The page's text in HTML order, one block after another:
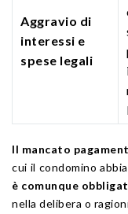
Aggravio di
interessi e
spese legali
Il mancato
cui il condomino
è comunque
nella delibera o